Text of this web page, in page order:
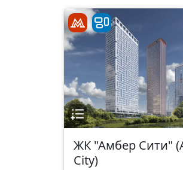
ЖК "Амбер Сити"
City)